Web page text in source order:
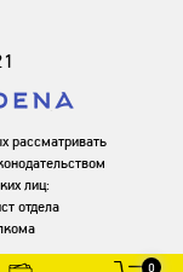
0
рассматривать
лиц:
отдела